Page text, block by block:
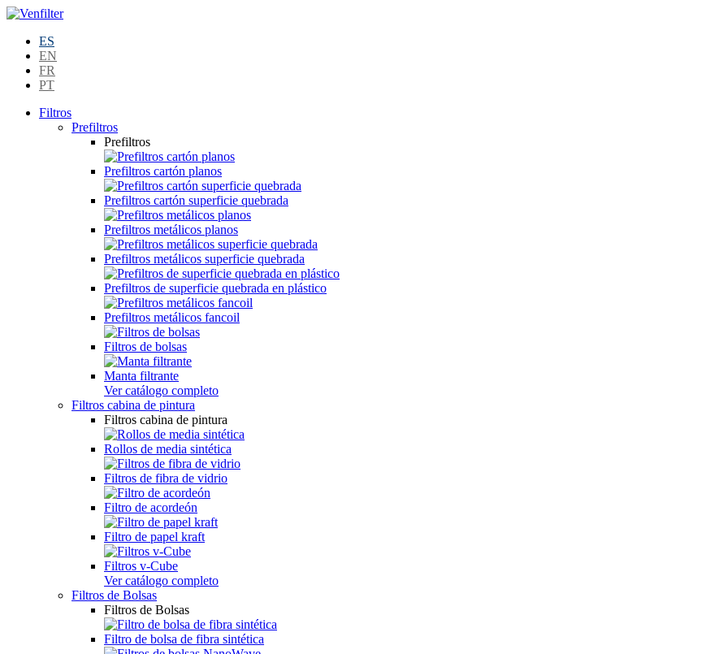
ES
EN
FR
PT
Filtros
Prefiltros
Prefiltros
Prefiltros cartón planos
Prefiltros cartón superficie quebrada
Prefiltros metálicos planos
Prefiltros metálicos superficie quebrada
Prefiltros de superficie quebrada en plástico
Prefiltros metálicos fancoil
Filtros de bolsas
Manta filtrante
Ver catálogo completo
Filtros cabina de pintura
Filtros cabina de pintura
Rollos de media sintética
Filtros de fibra de vidrio
Filtro de acordeón
Filtro de papel kraft
Filtros v-Cube
Ver catálogo completo
Filtros de Bolsas
Filtros de Bolsas
Filtro de bolsa de fibra sintética